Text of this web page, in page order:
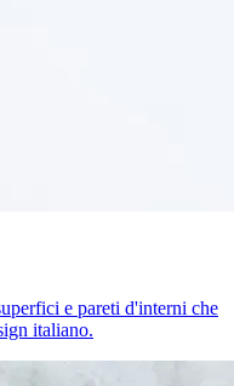
e pareti d'interni che
italiano.